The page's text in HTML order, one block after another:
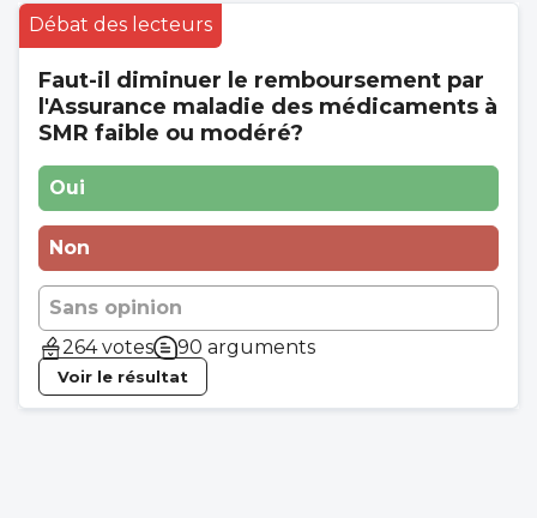
Débat des lecteurs
Faut-il diminuer le remboursement par
l'Assurance maladie des médicaments à
SMR faible ou modéré?
Oui
Non
Sans opinion
264 votes
90 arguments
Voir le résultat